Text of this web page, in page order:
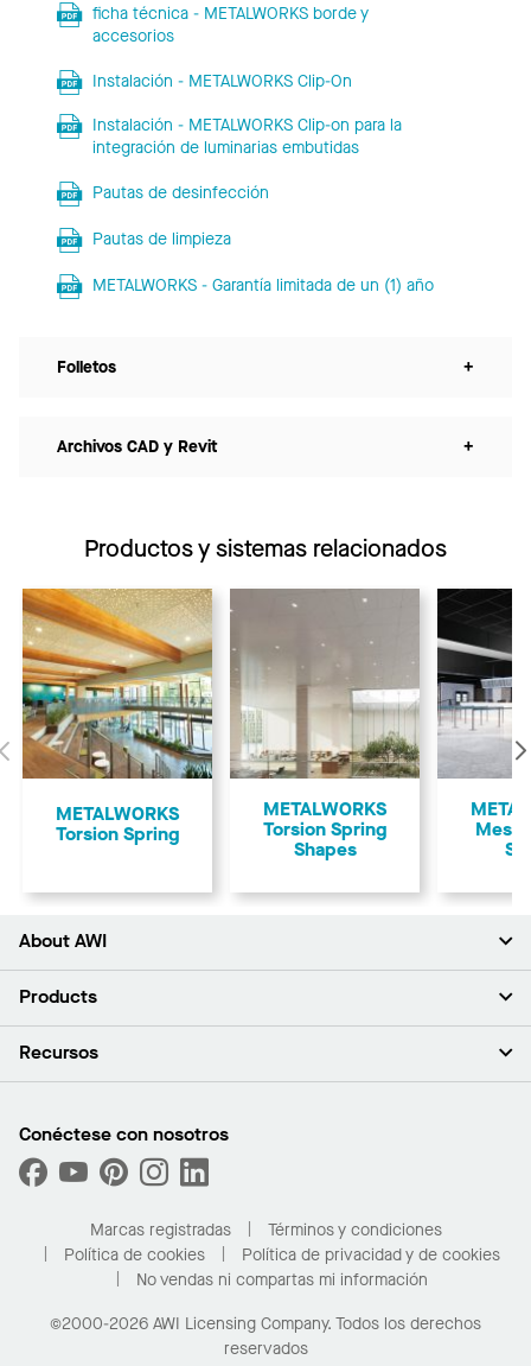
ficha técnica - METALWORKS borde y
accesorios
Instalación - METALWORKS Clip-On
Instalación - METALWORKS Clip-on para la
integración de luminarias embutidas
Pautas de desinfección
Pautas de limpieza
METALWORKS - Garantía limitada de un (1) año
Folletos +
Archivos CAD y Revit +
Productos y sistemas relacionados
Anterior
METALWORKS
Torsion Spring
METALWORKS
Torsion Spring
Shapes
Mesh
About AWI
Acerca de nosotros
Sala de prensa
Sustentabilidad
¿Cuáles son mis opciones de compra?
Products
Plafones
Capacidades personalizadas
Desempeño
Recursos
Buscar un distribuidor
Solicitar muestras
Compre en línea con Kanopi
Para el hogar
Conéctese con nosotros
Marcas registradas
Términos y condiciones
Política de cookies
Política de privacidad y de cookies
No vendas ni compartas mi información
©2000-2026 AWI Licensing Company. Todos los derechos
reservados